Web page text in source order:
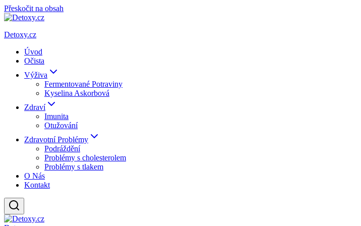
Přeskočit na obsah
Detoxy.cz
Úvod
Očista
Výživa
Fermentované Potraviny
Kyselina Askorbová
Zdraví
Imunita
Otužování
Zdravotní Problémy
Podráždění
Problémy s cholesterolem
Problémy s tlakem
O Nás
Kontakt